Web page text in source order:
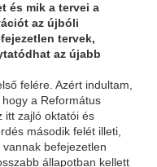
és mik a tervei a
az újbóli
tervek,
az újabb
felére. Azért indultam,
a Református
itt zajló oktatói és
második felét illeti,
befejezetlen
állapotban kellett